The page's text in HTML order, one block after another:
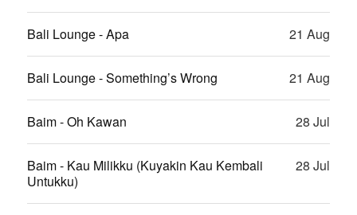
Bali Lounge - Apa 21 Aug
Bali Lounge - Something’s Wrong 21 Aug
Baim - Oh Kawan 28 Jul
Baim - Kau Milikku (Kuyakin Kau Kembali
Untukku)
28 Jul